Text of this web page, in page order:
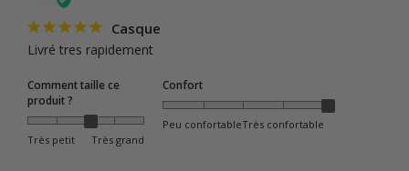
Casque
Livré tres rapidement
Comment taille ce
produit ?
Très petit Très grand
Confort
Peu confortableTrès confortable